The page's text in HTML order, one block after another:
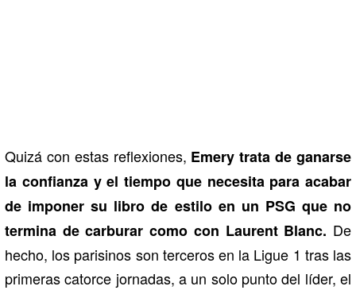
Quizá con estas reflexiones, Emery trata de ganarse
la confianza y el tiempo que necesita para acabar
de imponer su libro de estilo en un PSG que no
termina de carburar como con Laurent Blanc. De
hecho, los parisinos son terceros en la Ligue 1 tras las
primeras catorce jornadas, a un solo punto del líder, el